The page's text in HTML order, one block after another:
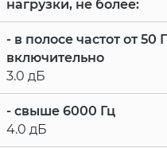
нагрузки, не более:
- в полосе частот от 50
включительно
3.0 дБ
- свыше 6000 Гц
4.0 дБ